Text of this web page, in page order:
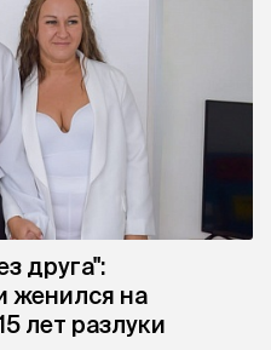
друга":
женился на
лет разлуки